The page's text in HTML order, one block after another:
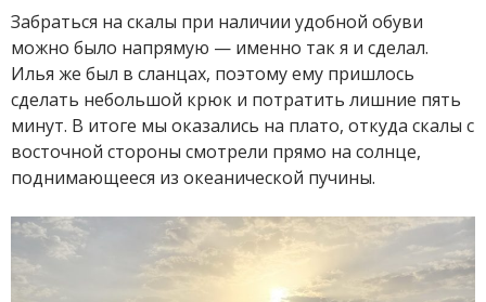
Забраться на скалы при наличии удобной обуви
можно было напрямую — именно так я и сделал.
Илья же был в сланцах, поэтому ему пришлось
сделать небольшой крюк и потратить лишние пять
минут. В итоге мы оказались на плато, откуда скалы с
восточной стороны смотрели прямо на солнце,
поднимающееся из океанической пучины.